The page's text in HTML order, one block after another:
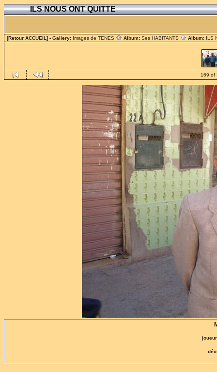
ILS NOUS ONT QUITTE
[Retour ACCUEIL] - Gallery: Images de TENES Album: Ses HABITANTS Album: ILS
169 of